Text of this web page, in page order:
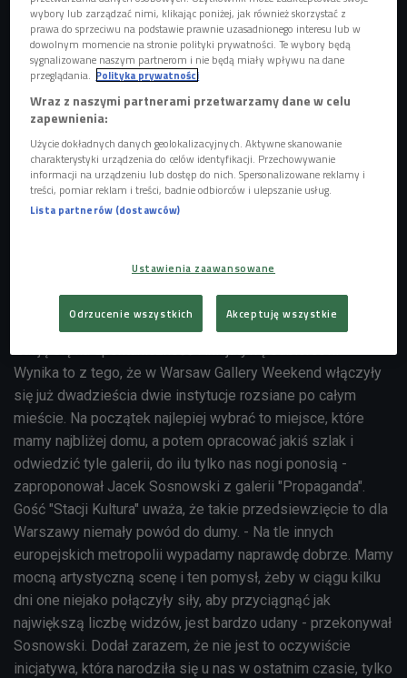
konkretnego, sprecyzowanego od A do Z planu działania.
Wynika to z tego, że w Warsaw Gallery Weekend włączyły
się już dwadzieścia dwie instytucje rozsiane po całym
mieście. Na początek najlepiej wybrać to miejsce, które
mamy najbliżej domu, a potem opracować jakiś szlak i
odwiedzić tyle galerii, do ilu tylko nas nogi ponosią -
zaproponował Jacek Sosnowski z galerii "Propaganda".
Gość "Stacji Kultura" uważa, że takie przedsiewzięcie to dla
Warszawy niemały powód do dumy. - Na tle innych
europejskich metropolii wypadamy naprawdę dobrze. Mamy
mocną artystyczną scenę i ten pomysł, żeby w ciągu kilku
dni one niejako połączyły siły, aby przyciągnąć jak
największą liczbę widzów, jest bardzo udany - przekonywał
Sosnowski. Dodał zarazem, że nie jest to oczywiście
inicjatywa, która narodziła się u nas w ostatnim czasie, tylko
wybory lub zarządzać nimi, klikając poniżej, jak również skorzystać z
prawa do sprzeciwu na podstawie prawnie uzasadnionego interesu lub w
dowolnym momencie na stronie polityki prywatności. Te wybory będą
sygnalizowane naszym partnerom i nie będą miały wpływu na dane
przeglądania. Polityka prywatności
Wraz z naszymi partnerami przetwarzamy dane w celu
zapewnienia:
Użycie dokładnych danych geolokalizacyjnych. Aktywne skanowanie
charakterystyki urządzenia do celów identyfikacji. Przechowywanie
informacji na urządzeniu lub dostęp do nich. Spersonalizowane reklamy i
treści, pomiar reklam i treści, badnie odbiorców i ulepszanie usług.
Lista partnerów (dostawców)
Ustawienia zaawansowane
Odrzucenie wszystkich Akceptuję wszystkie